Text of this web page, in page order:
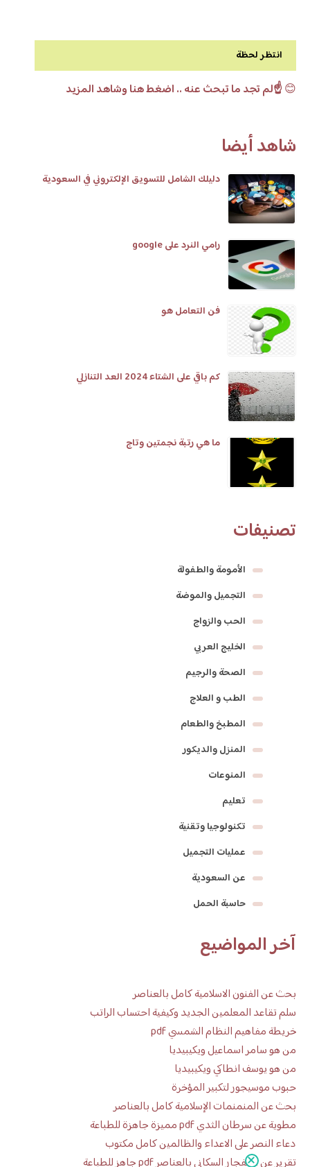
انتظر لحظة
😊☝️لم تجد ما تبحث عنه .. اضغط هنا وشاهد المزيد
شاهد أيضا
دليلك الشامل للتسويق الإلكتروني في السعودية
رامي النرد على google
فن التعامل هو
كم باقي على الشتاء 2024 العد التنازلي
ما هي رتبة نجمتين وتاج
تصنيفات
الأمومة والطفولة
التجميل والموضة
الحب والزواج
الخليج العربي
الصحة والرجيم
الطب و العلاج
المطبخ والطعام
المنزل والديكور
المنوعات
تعليم
تكنولوجيا وتقنية
عمليات التجميل
عن السعودية
حاسبة الحمل
آخر المواضيع
بحث عن الفنون الاسلامية كامل بالعناصر
سلم تقاعد المعلمين الجديد وكيفية احتساب الراتب
خريطة مفاهيم النظام الشمسي pdf
من هو سامر اسماعيل ويكيبيديا
من هو يوسف انطاكي ويكيبيديا
حبوب موسيجور لتكبير المؤخرة
بحث عن المنمنمات الإسلامية كامل بالعناصر
مطوية عن سرطان الثدي pdf مميزة جاهزة للطباعة
دعاء النصر على الاعداء والظالمين كامل مكتوب
تقرير عن الانفجار السكاني بالعناصر pdf جاهز للطباعة